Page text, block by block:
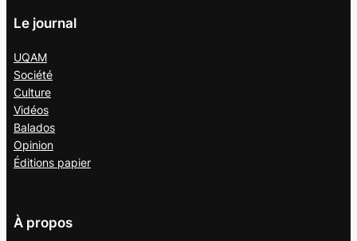
Le journal
UQAM
Société
Culture
Vidéos
Balados
Opinion
Éditions papier
À propos